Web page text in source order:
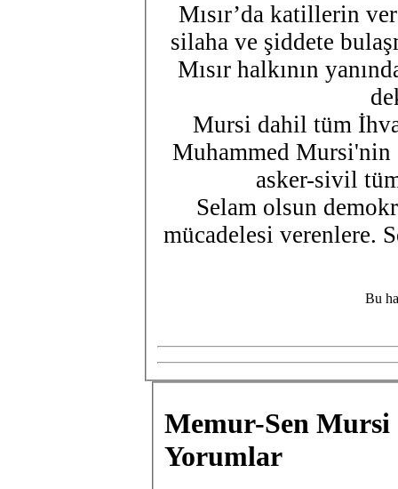
Mısır’da katillerin
silaha ve şiddete
Mısır halkının
Mursi dahil tüm
Muhammed Mursi'nin
asker-sivil
Selam olsun
mücadelesi verenlere.
Bu